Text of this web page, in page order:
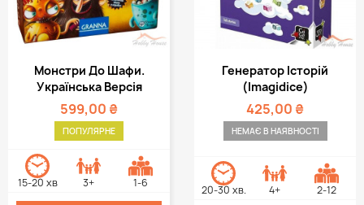
Монстри До Шафи.
Українська Версія
599,00 ₴
ПОПУЛЯРНЕ
15-20 хв 3+ 1-6
Генератор Історій
(Imagidice)
425,00 ₴
НЕМАЄ В НАЯВНОСТІ
20-30 хв. 4+ 2-12